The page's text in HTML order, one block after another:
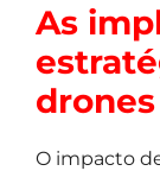
As
O impacto